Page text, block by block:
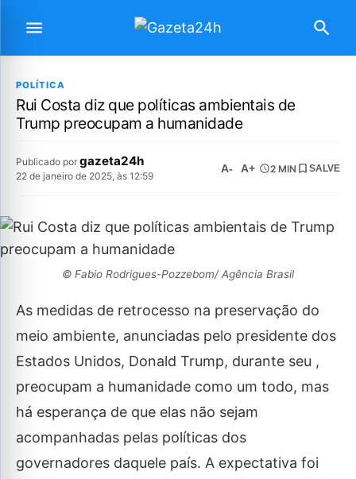
POLÍTICA
Rui Costa diz que políticas ambientais de
Trump preocupam a humanidade
Publicado por gazeta24h
22 de janeiro de 2025, às 12:59
A- A+ 2 MIN SALVE
© Fabio Rodrigues-Pozzebom/ Agência Brasil
As medidas de retrocesso na preservação do
meio ambiente, anunciadas pelo presidente dos
Estados Unidos, Donald Trump, durante seu ,
preocupam a humanidade como um todo, mas
há esperança de que elas não sejam
acompanhadas pelas políticas dos
governadores daquele país. A expectativa foi